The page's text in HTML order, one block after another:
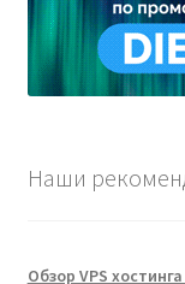
Наши
Обзор VPS